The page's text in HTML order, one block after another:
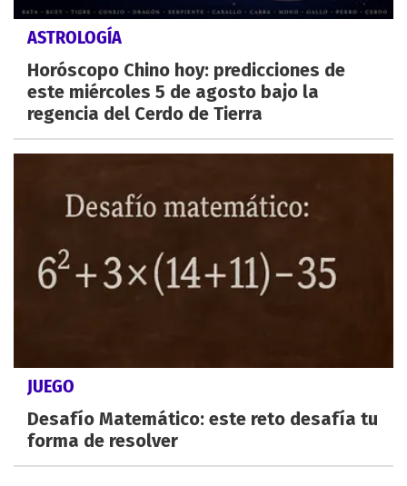
ASTROLOGÍA
Horóscopo Chino hoy: predicciones de
este miércoles 5 de agosto bajo la
regencia del Cerdo de Tierra
JUEGO
Desafío Matemático: este reto desafía tu
forma de resolver